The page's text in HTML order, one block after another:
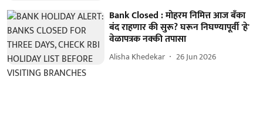
Bank Closed : मोहरम निमित्त आज बँका
बंद राहणार की सुरू? घरून निघण्यापूर्वी 'हे'
वेळापत्रक नक्की तपासा
Alisha Khedekar 26 Jun 2026